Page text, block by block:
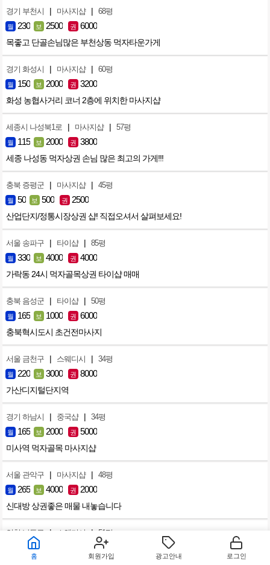
경기 부천시 | 마사지샵 | 68평
월 230 보 2500 권 6000
목좋고 단골손님많은 부천상동 먹자타운가게
경기 화성시 | 마사지샵 | 60평
월 150 보 2000 권 3200
화성 농협사거리 코너 2층에 위치한 마사지샵
세종시 나성북1로 | 마사지샵 | 57평
월 115 보 2000 권 3800
세종 나성동 먹자상권 손님 많은 최고의 가게!!!
충북 증평군 | 마사지샵 | 45평
월 50 보 500 권 2500
산업단지/정통시장상권 샵! 직접오셔서 살펴보세요!
서울 송파구 | 타이샵 | 85평
월 330 보 4000 권 4000
가락동 24시 먹자골목상권 타이샵 매매
충북 음성군 | 타이샵 | 50평
월 165 보 1000 권 6000
충북혁시도시 초건전마사지
서울 금천구 | 스웨디시 | 34평
월 220 보 3000 권 8000
가산디지털단지역
경기 하남시 | 중국샵 | 34평
월 165 보 2000 권 5000
미사역 먹자골목 마사지샵
서울 관악구 | 마사지샵 | 48평
월 265 보 4000 권 2000
신대방 상권좋은 매물 내놓습니다
인천 남동구 | 스웨디시 | 51평
187 보 3500
홈 회원가입 광고안내 로그인